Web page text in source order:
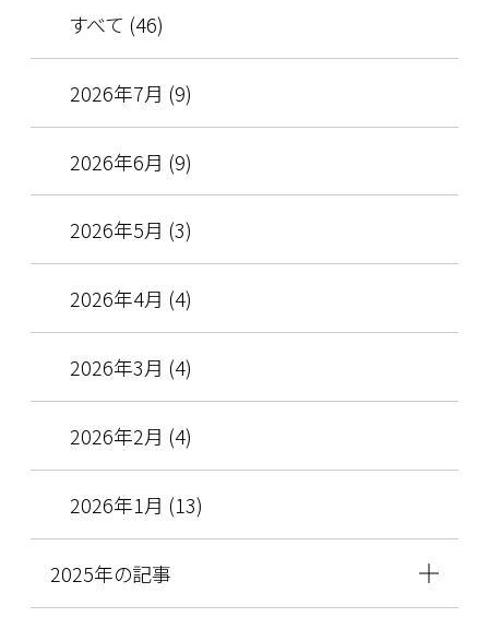
すべて (46)
2026年7月 (9)
2026年6月 (9)
2026年5月 (3)
2026年4月 (4)
2026年3月 (4)
2026年2月 (4)
2026年1月 (13)
2025年の記事